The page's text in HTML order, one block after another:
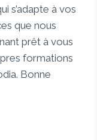
s’adapte à vos
que nous
prêt à vous
formations
Bonne